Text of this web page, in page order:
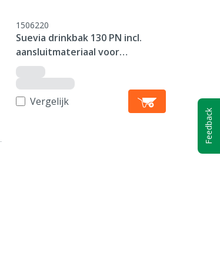
1506220
Suevia drinkbak 130 PN incl.
aansluitmateriaal voor
watertank
Vergelijk
Feedback